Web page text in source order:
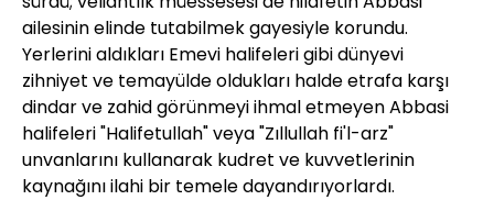
ailesinin elinde tutabilmek gayesiyle korundu.
Yerlerini aldıkları Emevi halifeleri gibi dünyevi
zihniyet ve temayülde oldukları halde etrafa karşı
dindar ve zahid görünmeyi ihmal etmeyen Abbasi
halifeleri "Halifetullah" veya "Zıllullah fi'l-arz"
unvanlarını kullanarak kudret ve kuvvetlerinin
kaynağını ilahi bir temele dayandırıyorlardı.